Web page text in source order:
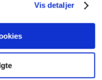
Vis detaljer
indgående fra
som blandt andet